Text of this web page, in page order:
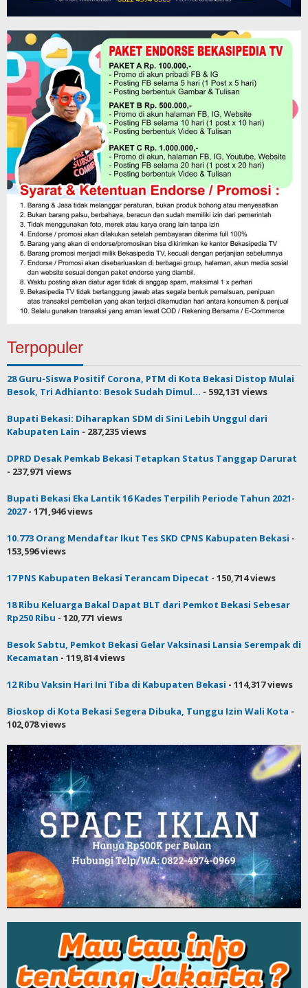
Terpopuler
28 Guru-Siswa Positif Corona, PTM di Kota Bekasi Distop Mulai
Besok, Tri Adhianto: Besok Sudah Dimul... - 592,131 views
Bupati Bekasi: Diharapkan SDM di Sini Lebih Unggul dari
Kabupaten Lain - 287,235 views
DPRD Desak Pemkab Bekasi Tetapkan Status Tanggap Darurat
- 237,971 views
Bupati Bekasi Eka Lantik 16 Kades Terpilih Periode Tahun 2021-
2027- 171,946 views
10.773 Orang Mendaftar Ikut Tes SKD CPNS Kabupaten Bekasi -
153,596 views
17 PNS Kabupaten Bekasi Terancam Dipecat - 150,714 views
18 Ribu Keluarga Bakal Dapat BLT dari Pemkot Bekasi Sebesar
Rp250 Ribu - 120,771 views
Besok Sabtu, Pemkot Bekasi Gelar Vaksinasi Lansia Serempak di
Kecamatan - 119,814 views
12 Ribu Vaksin Hari Ini Tiba di Kabupaten Bekasi - 114,317 views
Bioskop di Kota Bekasi Segera Dibuka, Tunggu Izin Wali Kota -
102,078 views